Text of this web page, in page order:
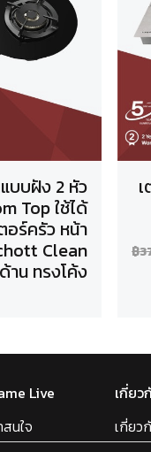
บบฝัง 2 หัว
Top ใช้ได้
อร์ครัว หน้า
Clean
าน ทรงโค้ง
฿
Live
นใจ
เกี่ยว
เกี่ยว